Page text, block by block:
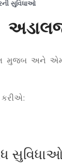
સુવિધાઓ
મુજબ અને